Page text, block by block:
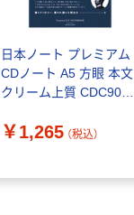
日本ノート プレミアム
CDノート A5 方眼 本文
クリーム上質 CDC90S
￥1,265 （税込）